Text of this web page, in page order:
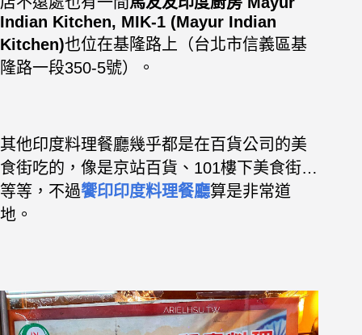
Indian Kitchen, MIK-1 (Mayur Indian
Kitchen)也位在基隆路上（台北市信義區基
隆路一段350-5號）。
其他印度料理餐廳幾乎都是在百貨公司的美
食街吃的，像是京站百貨、101樓下美食街…
等等，不過饗印印度料理餐廳算是非常道
地。